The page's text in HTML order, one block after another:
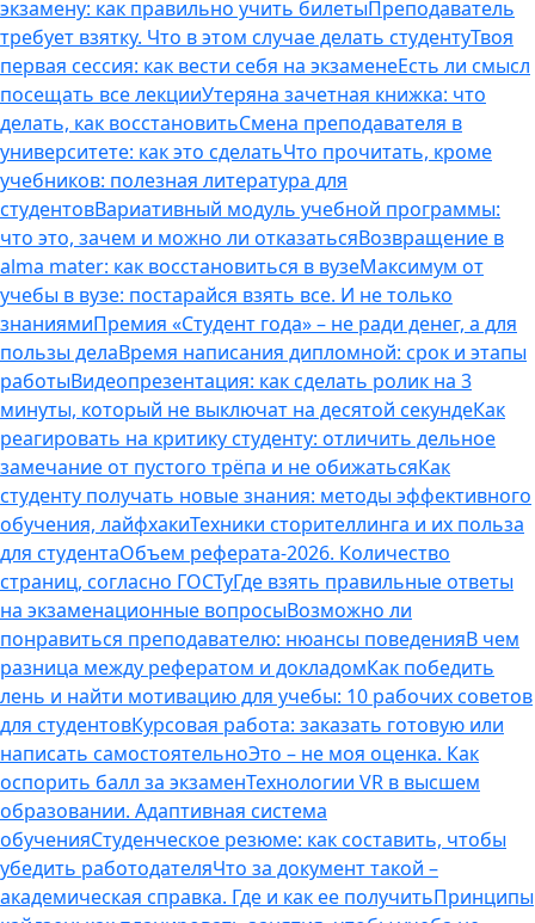
экзамену: как правильно учить билетыПреподаватель
требует взятку. Что в этом случае делать студентуТвоя
первая сессия: как вести себя на экзаменеЕсть ли смысл
посещать все лекцииУтеряна зачетная книжка: что
делать, как восстановитьСмена преподавателя в
университете: как это сделатьЧто прочитать, кроме
учебников: полезная литература для
студентовВариативный модуль учебной программы:
что это, зачем и можно ли отказатьсяВозвращение в
alma mater: как восстановиться в вузеМаксимум от
учебы в вузе: постарайся взять все. И не только
знаниямиПремия «Студент года» – не ради денег, а для
пользы делаВремя написания дипломной: срок и этапы
работыВидеопрезентация: как сделать ролик на 3
минуты, который не выключат на десятой секундеКак
реагировать на критику студенту: отличить дельное
замечание от пустого трёпа и не обижатьсяКак
студенту получать новые знания: методы эффективного
обучения, лайфхакиТехники сторителлинга и их польза
для студентаОбъем реферата-2026. Количество
страниц, согласно ГОСТуГде взять правильные ответы
на экзаменационные вопросыВозможно ли
понравиться преподавателю: нюансы поведенияВ чем
разница между рефератом и докладомКак победить
лень и найти мотивацию для учебы: 10 рабочих советов
для студентовКурсовая работа: заказать готовую или
написать самостоятельноЭто – не моя оценка. Как
оспорить балл за экзаменТехнологии VR в высшем
образовании. Адаптивная система
обученияСтуденческое резюме: как составить, чтобы
убедить работодателяЧто за документ такой –
академическая справка. Где и как ее получитьПринципы